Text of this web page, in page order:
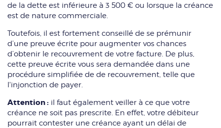
de la dette est inférieure à 3 500 € ou lorsque la créance
est de nature commerciale.
Toutefois, il est fortement conseillé de se prémunir
d’une preuve écrite pour augmenter vos chances
d’obtenir le recouvrement de votre facture. De plus,
cette preuve écrite vous sera demandée dans une
procédure simplifiée de de recouvrement, telle que
l'injonction de payer.
Attention : il faut également veiller à ce que votre
créance ne soit pas prescrite. En effet, votre débiteur
pourrait contester une créance ayant un délai de